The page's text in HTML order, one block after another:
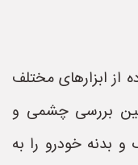
از ابزارهای مختلف
بررسی چشمی و
بدنه خودرو را به